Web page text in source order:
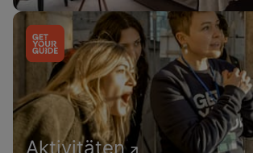
Aktivitäten